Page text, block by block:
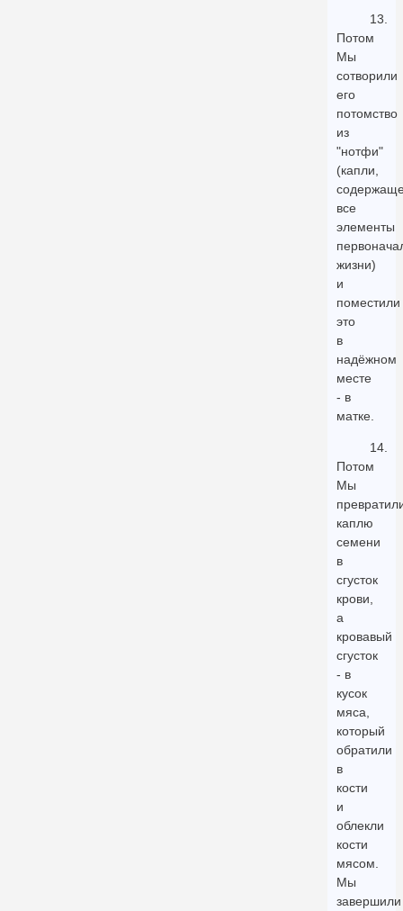
13.
Потом
Мы
сотворили
его
потомство
из
"нотфи"
(капли,
все
элементы
жизни)
и
поместили
это
в
надёжном
месте
- в
матке.
14.
Потом
Мы
каплю
семени
в
сгусток
крови,
а
кровавый
сгусток
- в
кусок
мяса,
который
обратили
в
кости
и
облекли
кости
мясом.
Мы
завершили